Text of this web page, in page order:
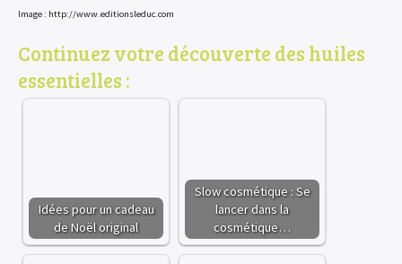
Image : http://www.editionsleduc.com
Continuez votre découverte des huiles
essentielles :
Idées pour un cadeau
de Noël original
Slow cosmétique : Se
lancer dans la
cosmétique…